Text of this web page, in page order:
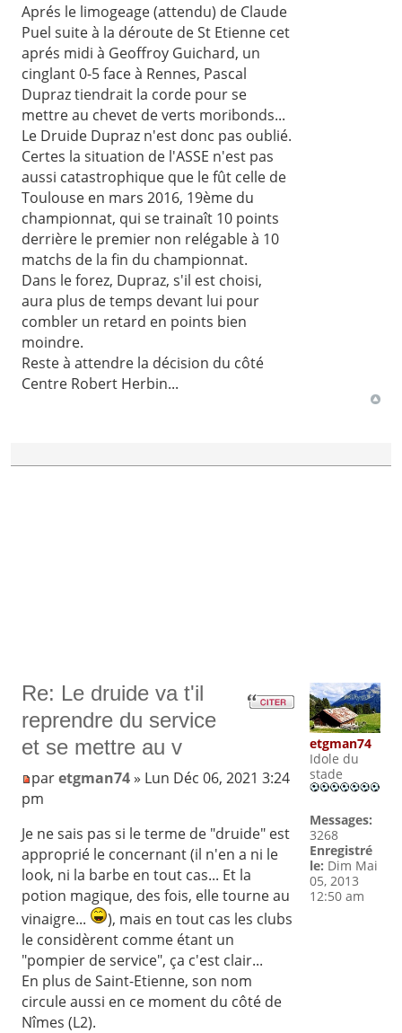
Aprés le limogeage (attendu) de Claude
Puel suite à la déroute de St Etienne cet
aprés midi à Geoffroy Guichard, un
cinglant 0-5 face à Rennes, Pascal
Dupraz tiendrait la corde pour se
mettre au chevet de verts moribonds...
Le Druide Dupraz n'est donc pas oublié.
Certes la situation de l'ASSE n'est pas
aussi catastrophique que le fût celle de
Toulouse en mars 2016, 19ème du
championnat, qui se trainaît 10 points
derrière le premier non relégable à 10
matchs de la fin du championnat.
Dans le forez, Dupraz, s'il est choisi,
aura plus de temps devant lui pour
combler un retard en points bien
moindre.
Reste à attendre la décision du côté
Centre Robert Herbin...
Re: Le druide va t'il
reprendre du service
et se mettre au v
paretgman74» Lun Déc 06, 2021 3:24
pm
Je ne sais pas si le terme de "druide" est
approprié le concernant (il n'en a ni le
look, ni la barbe en tout cas... Et la
potion magique, des fois, elle tourne au
vinaigre...
), mais en tout cas les clubs
le considèrent comme étant un
"pompier de service", ça c'est clair...
En plus de Saint-Etienne, son nom
circule aussi en ce moment du côté de
Nîmes (L2).
etgman74
Idole du
stade
Messages:
3268
Enregistré
le: Dim Mai
05, 2013
12:50 am